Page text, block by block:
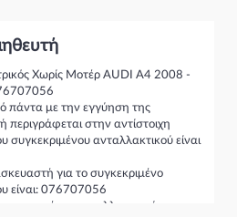
Χωρίς Μοτέρ AUDI A4 2008 -
πάντα με την εγγύηση της
περιγράφεται στην αντίστοιχη
ανταλλακτικού είναι
για το συγκεκριμένο
είναι: 076707056
ανταλλακτικού